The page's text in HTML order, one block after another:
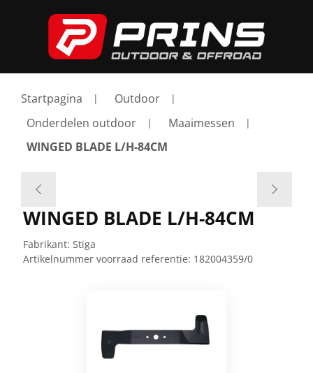
Startpagina
Outdoor
Onderdelen outdoor
Maaimessen
WINGED BLADE L/H-84CM
WINGED BLADE L/H-84CM
Fabrikant: Stiga
Artikelnummer voorraad referentie: 182004359/0